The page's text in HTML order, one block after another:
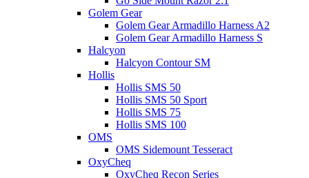
Golem Gear
Golem Gear Armadillo Harness A2
Golem Gear Armadillo Harness S
Halcyon
Halcyon Contour SM
Hollis
Hollis SMS 50
Hollis SMS 50 Sport
Hollis SMS 75
Hollis SMS 100
OMS
OMS Sidemount Tesseract
OxyCheq
OxyCheq Recon Series